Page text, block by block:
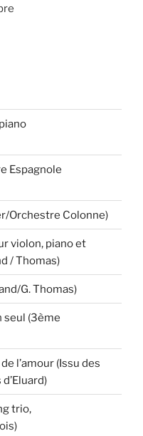
Espagnole
Orchestre Colonne)
violon, piano et
/ Thomas)
G. Thomas)
seul (3ème
l’amour (Issu des
trio,